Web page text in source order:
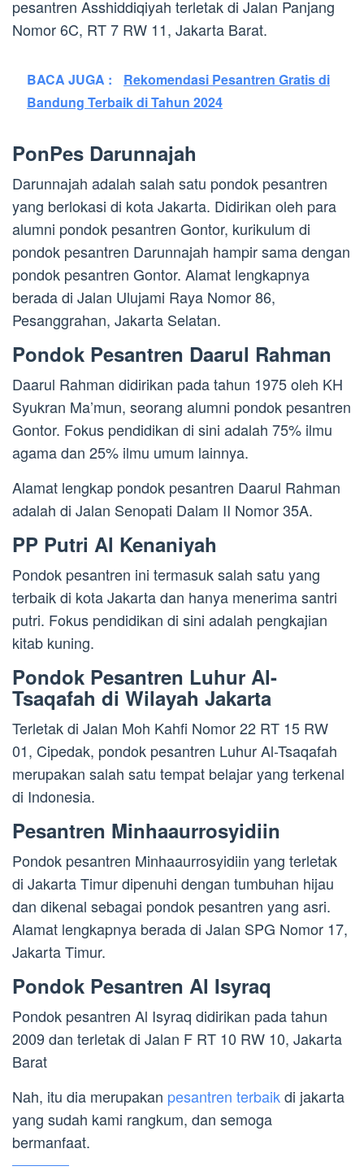
pesantren Asshiddiqiyah terletak di Jalan Panjang
Nomor 6C, RT 7 RW 11, Jakarta Barat.
BACA JUGA :
Rekomendasi Pesantren Gratis di
Bandung Terbaik di Tahun 2024
PonPes Darunnajah
Darunnajah adalah salah satu pondok pesantren
yang berlokasi di kota Jakarta. Didirikan oleh para
alumni pondok pesantren Gontor, kurikulum di
pondok pesantren Darunnajah hampir sama dengan
pondok pesantren Gontor. Alamat lengkapnya
berada di Jalan Ulujami Raya Nomor 86,
Pesanggrahan, Jakarta Selatan.
Pondok Pesantren Daarul Rahman
Daarul Rahman didirikan pada tahun 1975 oleh KH
Syukran Ma’mun, seorang alumni pondok pesantren
Gontor. Fokus pendidikan di sini adalah 75% ilmu
agama dan 25% ilmu umum lainnya.
Alamat lengkap pondok pesantren Daarul Rahman
adalah di Jalan Senopati Dalam II Nomor 35A.
PP Putri Al Kenaniyah
Pondok pesantren ini termasuk salah satu yang
terbaik di kota Jakarta dan hanya menerima santri
putri. Fokus pendidikan di sini adalah pengkajian
kitab kuning.
Pondok Pesantren Luhur Al-
Tsaqafah di Wilayah Jakarta
Terletak di Jalan Moh Kahfi Nomor 22 RT 15 RW
01, Cipedak, pondok pesantren Luhur Al-Tsaqafah
merupakan salah satu tempat belajar yang terkenal
di Indonesia.
Pesantren Minhaaurrosyidiin
Pondok pesantren Minhaaurrosyidiin yang terletak
di Jakarta Timur dipenuhi dengan tumbuhan hijau
dan dikenal sebagai pondok pesantren yang asri.
Alamat lengkapnya berada di Jalan SPG Nomor 17,
Jakarta Timur.
Pondok Pesantren Al Isyraq
Pondok pesantren Al Isyraq didirikan pada tahun
2009 dan terletak di Jalan F RT 10 RW 10, Jakarta
Barat
Nah, itu dia merupakan pesantren terbaikdi jakarta
yang sudah kami rangkum, dan semoga
bermanfaat.